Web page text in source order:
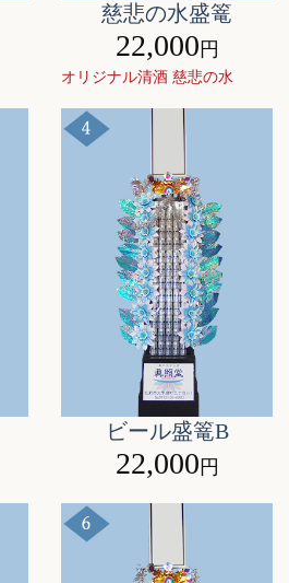
慈悲の水盛篭
22,000 円
オリジナル清酒 慈悲の水
ビール盛篭B
22,000 円